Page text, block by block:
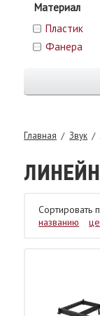
Материал
Пластик
Фанера
Главная Звук
Сортировать
названию